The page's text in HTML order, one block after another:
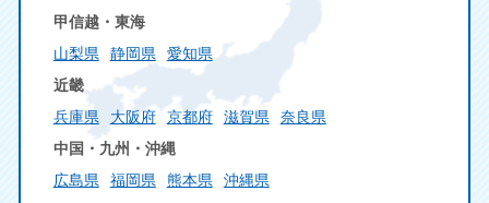
甲信越・東海
山梨県
静岡県
愛知県
近畿
兵庫県
大阪府 京都府 滋賀県
奈良県
中国・九州・沖縄
広島県
福岡県 熊本県 沖縄県